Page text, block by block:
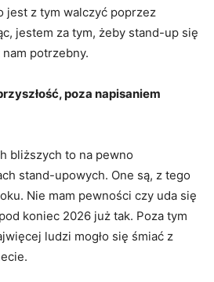
jest z tym walczyć poprzez
jestem za tym, żeby stand-up się
potrzebny.
poza napisaniem
bliższych to na pewno
stand-upowych. One są, z tego
Nie mam pewności czy uda się
koniec 2026 już tak. Poza tym
ludzi mogło się śmiać z